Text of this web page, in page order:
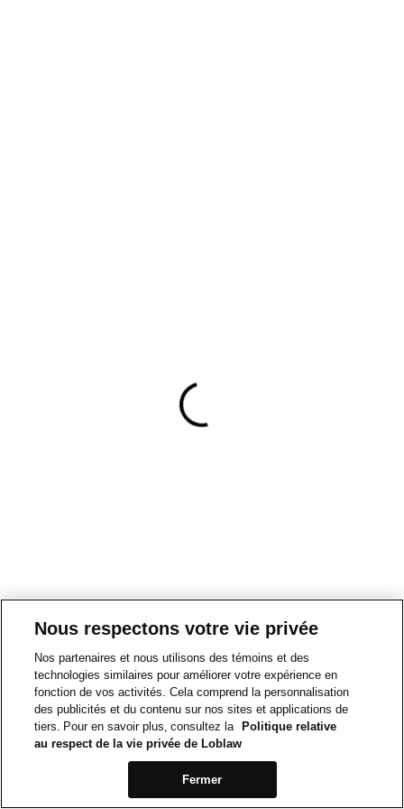
Nous respectons votre vie privée
Nos partenaires et nous utilisons des témoins et des
technologies similaires pour améliorer votre expérience en
fonction de vos activités. Cela comprend la personnalisation
des publicités et du contenu sur nos sites et applications de
tiers. Pour en savoir plus, consultez la
Politique relative
au respect de la vie privée de Loblaw
Fermer